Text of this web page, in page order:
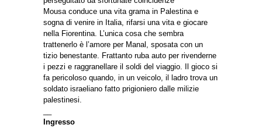
Mousa conduce una vita grama in Palestina e
sogna di venire in Italia, rifarsi una vita e giocare
nella Fiorentina. L’unica cosa che sembra
trattenerlo è l’amore per Manal, sposata con un
tizio benestante. Frattanto ruba auto per rivenderne
i pezzi e raggranellare il soldi del viaggio. Il gioco si
fa pericoloso quando, in un veicolo, il ladro trova un
soldato israeliano fatto prigioniero dalle milizie
palestinesi.
Ingresso